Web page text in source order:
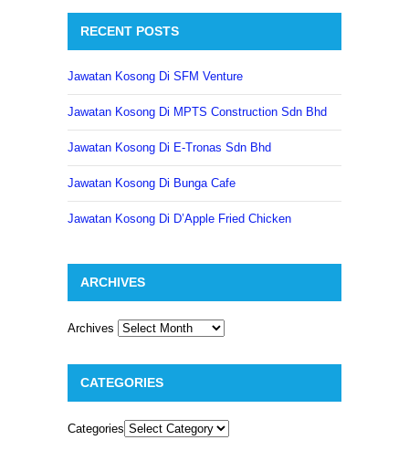
RECENT POSTS
Jawatan Kosong Di SFM Venture
Jawatan Kosong Di MPTS Construction Sdn Bhd
Jawatan Kosong Di E-Tronas Sdn Bhd
Jawatan Kosong Di Bunga Cafe
Jawatan Kosong Di D’Apple Fried Chicken
ARCHIVES
Archives
CATEGORIES
Categories